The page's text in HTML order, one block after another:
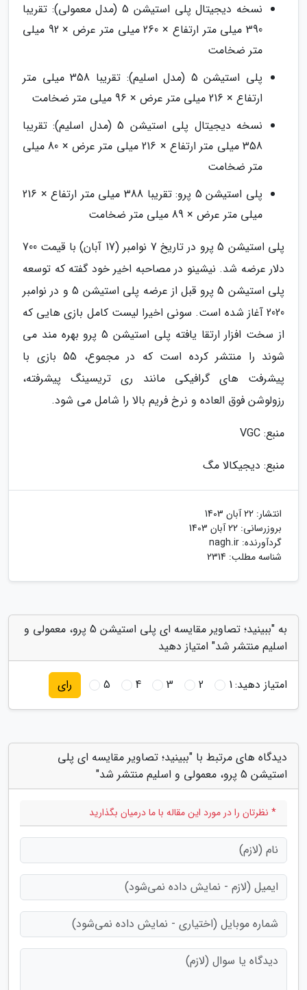
نسخه دیجیتال پلی استیشن 5 (مدل معمولی): تقریبا
390 میلی متر ارتفاع × 260 میلی متر عرض × 92 میلی
متر ضخامت
پلی استیشن 5 (مدل اسلیم): تقریبا 358 میلی متر
ارتفاع × 216 میلی متر عرض × 96 میلی متر ضخامت
نسخه دیجیتال پلی استیشن 5 (مدل اسلیم): تقریبا
358 میلی متر ارتفاع × 216 میلی متر عرض × 80 میلی
متر ضخامت
پلی استیشن 5 پرو: تقریبا 388 میلی متر ارتفاع × 216
میلی متر عرض × 89 میلی متر ضخامت
پلی استیشن 5 پرو در تاریخ 7 نوامبر (17 آبان) با قیمت 700
دلار عرضه شد. نیشینو در مصاحبه اخیر خود گفته که توسعه
پلی استیشن 5 پرو قبل از عرضه پلی استیشن 5 و در نوامبر
2020 آغاز شده است. سونی اخیرا لیست کامل بازی هایی که
از سخت افزار ارتقا یافته پلی استیشن 5 پرو بهره مند می
شوند را منتشر کرده است که در مجموع، 55 بازی با
پیشرفت های گرافیکی مانند ری تریسینگ پیشرفته،
رزولوشن فوق العاده و نرخ فریم بالا را شامل می شود.
منبع: VGC
منبع: دیجیکالا مگ
انتشار: 22 آبان 1403
بروزرسانی: 22 آبان 1403
گردآورنده: nagh.ir
شناسه مطلب: 2314
به "ببینید؛ تصاویر مقایسه ای پلی استیشن 5 پرو، معمولی و
اسلیم منتشر شد" امتیاز دهید
امتیاز دهید:1
2
3
4
5 رای
دیدگاه های مرتبط با "ببینید؛ تصاویر مقایسه ای پلی
استیشن 5 پرو، معمولی و اسلیم منتشر شد"
* نظرتان را در مورد این مقاله با ما درمیان بگذارید